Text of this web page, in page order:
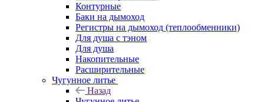
Контурные
Баки на дымоход
Регистры на дымоход (теплообменники)
Для душа с тэном
Для душа
Накопительные
Расширительные
Чугунное литье
Назад